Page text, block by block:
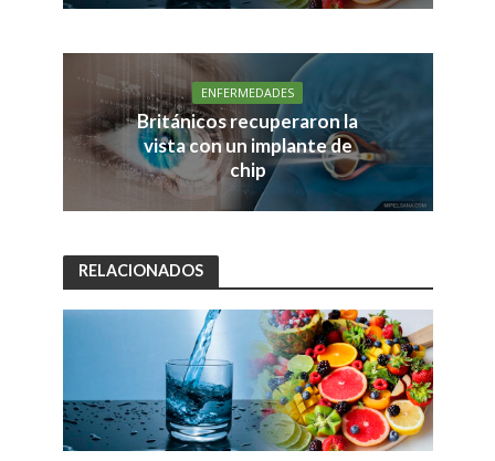
ENFERMEDADES
Británicos recuperaron la
vista con un implante de
chip
RELACIONADOS